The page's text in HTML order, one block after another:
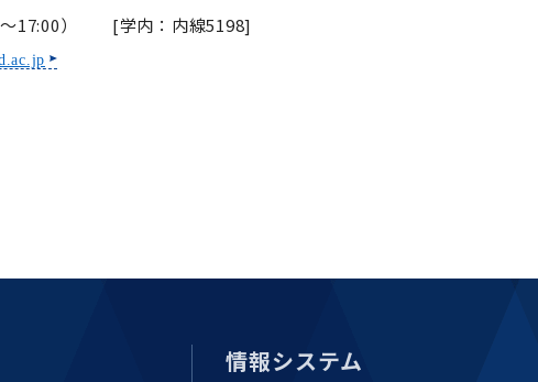
～17:00） [学内：内線5198]
情報システム